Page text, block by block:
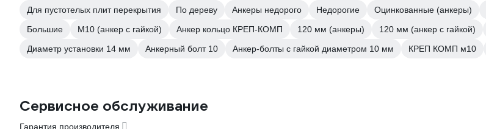
Для пустотелых плит перекрытия По дереву Анкеры недорого Недорогие Оцинкованные (анкеры)
Большие
М10 (анкер с гайкой) Анкер кольцо КРЕП-КОМП 120 мм (анкеры) 120 мм (анкер с гайкой)
Диаметр установки 14 мм
Анкерный болт 10 Анкер-болты с гайкой диаметром 10 мм КРЕП КОМП м10
Сервисное обслуживание
Гарантия производителя